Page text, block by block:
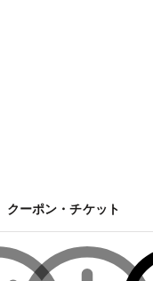
クーポン・チケット